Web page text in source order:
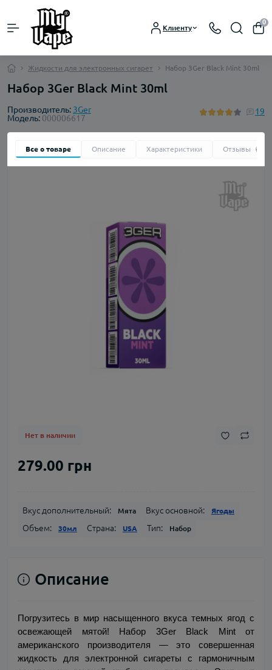
Клиенту
0
Жидкости для электронных сигарет Набор 3Ger Black Mint 30ml
Набор 3Ger Black Mint 30ml
Производитель: 3Ger
Модель: 000006617
19
Все о товаре Описание Характеристики Отзывы 19
Нет в наличии
279.00 грн
Вкус дополнительный: Мята Вкус основной: Ягоды
Объем: 30мл Страна: USA Тип: Набор
Описание
Погрузитесь в мир насыщенного вкуса темных ягод с
освежающей мятой! Набор 3Ger Black Mint от
американского производителя — это совершенная
жидкость для электронной сигареты с гармоничным